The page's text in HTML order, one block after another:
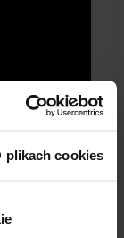
plikach cookies